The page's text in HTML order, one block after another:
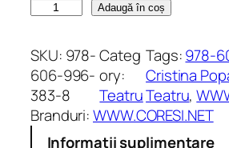
n
t
i
t
a
Adaugă în coș
SKU: 978-
606-996-
383-8
Categ
ory:
Teatru
Tags:978-
Cristina
Teatru,
Branduri:WWW.CORESI.NET
Informații suplimentare